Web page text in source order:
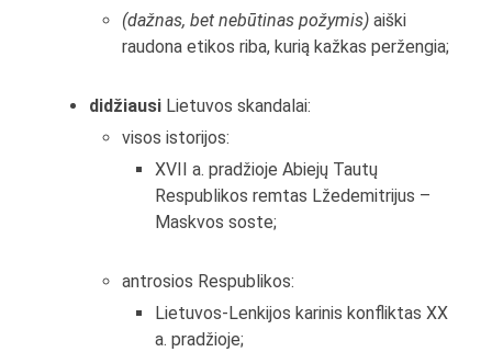
(dažnas, bet nebūtinas požymis) aiški
raudona etikos riba, kurią kažkas peržengia;
didžiausi Lietuvos skandalai:
visos istorijos:
XVII a. pradžioje Abiejų Tautų
Respublikos remtas Lžedemitrijus –
Maskvos soste;
antrosios Respublikos:
Lietuvos-Lenkijos karinis konfliktas XX
a. pradžioje;